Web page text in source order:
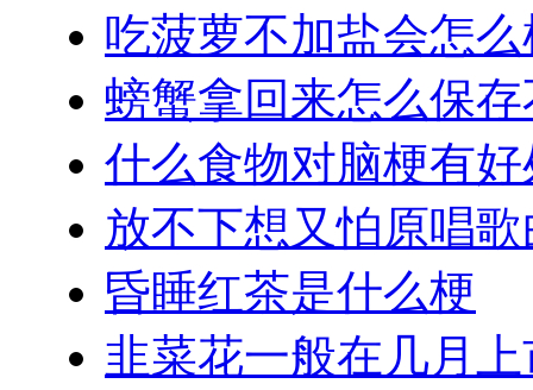
吃菠萝不加盐会怎么
螃蟹拿回来怎么保
什么食物对脑梗有好
放不下想又怕原唱歌
昏睡红茶是什么梗
韭菜花一般在几月上